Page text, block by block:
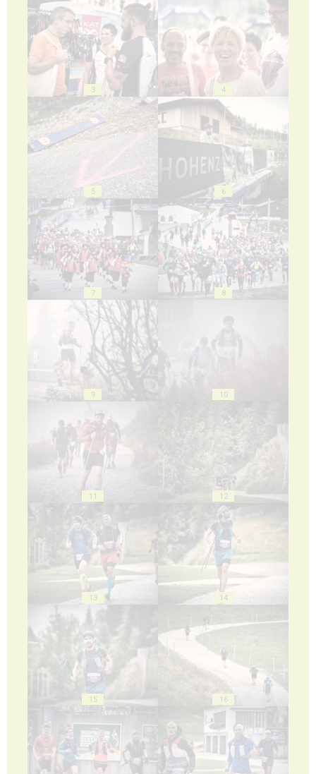
3 4
5 6
7 8
9 10
11 12
13 14
15 16